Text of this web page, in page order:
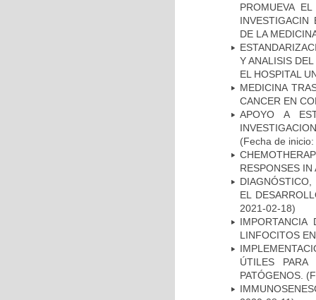
PROMUEVA
INVESTIGACIN
DE LA
Y ANALISIS
EL HOSPITAL
MEDICINA
CANCER EN
APOYO A
(Fecha de
RESPONSES IN
EL
2021-02-18)
LINFOCITOS
ÚTILES
PATÓGENOS.